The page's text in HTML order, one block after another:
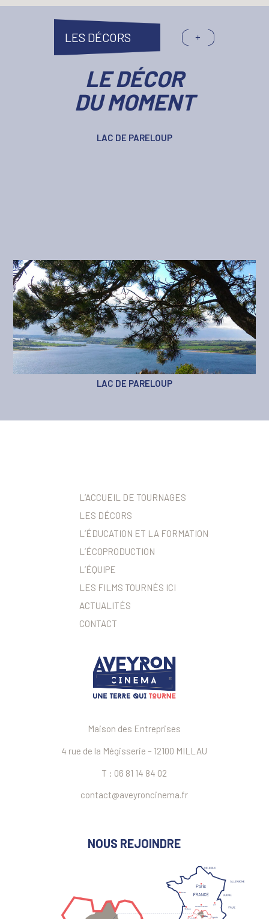
LES DÉCORS
LE DÉCOR
DU MOMENT
LAC DE PARELOUP
LAC DE PARELOUP
L’ACCUEIL DE TOURNAGES
LES DÉCORS
L’ÉDUCATION ET LA FORMATION
L’ÉCOPRODUCTION
L’ÉQUIPE
LES FILMS TOURNÉS ICI
ACTUALITÉS
CONTACT
Maison des Entreprises
4 rue de la Mégisserie – 12100 MILLAU
T : 06 81 14 84 02
contact@aveyroncinema.fr
NOUS REJOINDRE